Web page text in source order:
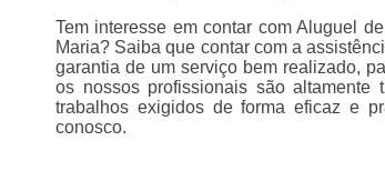
Tem interesse em contar com Aluguel
Maria? Saiba que contar com a
garantia de um serviço bem realizado,
os nossos profissionais são altamente
trabalhos exigidos de forma eficaz e
conosco.